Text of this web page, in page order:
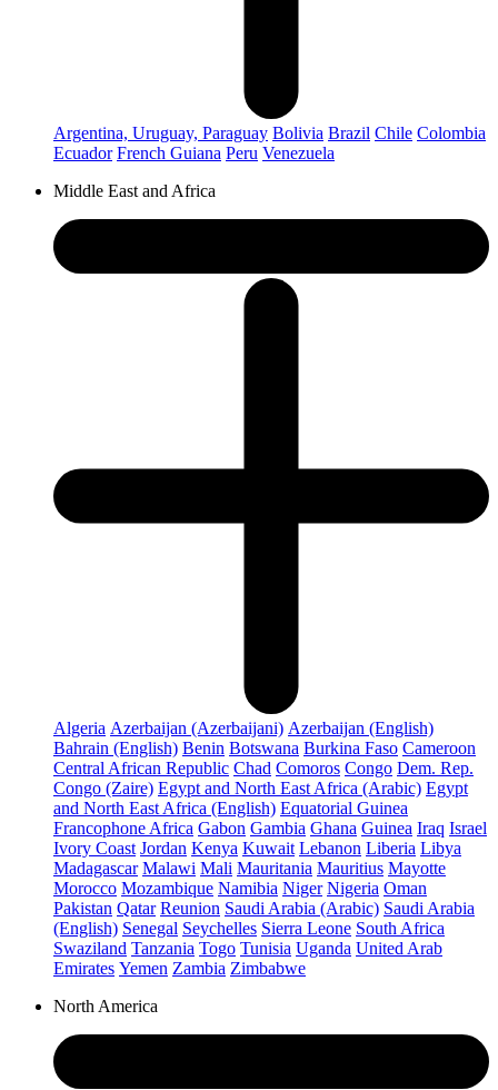
Argentina, Uruguay, Paraguay Bolivia Brazil Chile Colombia
Ecuador French Guiana Peru Venezuela
Middle East and Africa
Algeria Azerbaijan (Azerbaijani) Azerbaijan (English)
Bahrain (English) Benin Botswana Burkina Faso Cameroon
Central African Republic Chad Comoros Congo Dem. Rep.
Congo (Zaire) Egypt and North East Africa (Arabic) Egypt
and North East Africa (English) Equatorial Guinea
Francophone Africa Gabon Gambia Ghana Guinea Iraq Israel
Ivory Coast Jordan Kenya Kuwait Lebanon Liberia Libya
Madagascar Malawi Mali Mauritania Mauritius Mayotte
Morocco Mozambique Namibia Niger Nigeria Oman
Pakistan Qatar Reunion Saudi Arabia (Arabic) Saudi Arabia
(English) Senegal Seychelles Sierra Leone South Africa
Swaziland Tanzania Togo Tunisia Uganda United Arab
Emirates Yemen Zambia Zimbabwe
North America